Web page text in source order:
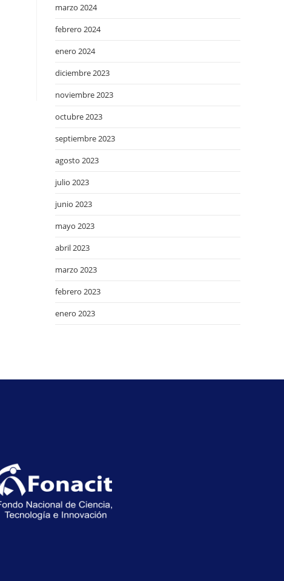
marzo 2024
febrero 2024
enero 2024
diciembre 2023
noviembre 2023
octubre 2023
septiembre 2023
agosto 2023
julio 2023
junio 2023
mayo 2023
abril 2023
marzo 2023
febrero 2023
enero 2023